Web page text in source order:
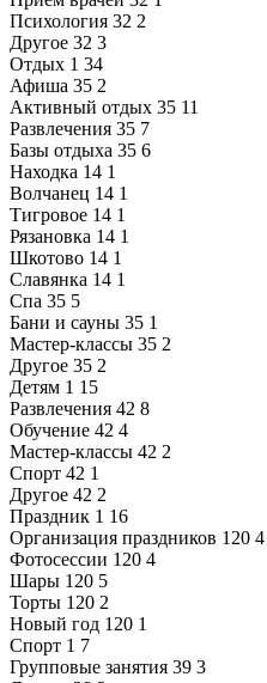
Психология 32 2
Другое 32 3
Отдых 1 34
Афиша 35 2
Активный отдых 35 11
Развлечения 35 7
Базы отдыха 35 6
Находка 14 1
Волчанец 14 1
Тигровое 14 1
Рязановка 14 1
Шкотово 14 1
Славянка 14 1
Спа 35 5
Бани и сауны 35 1
Мастер-классы 35 2
Другое 35 2
Детям 1 15
Развлечения 42 8
Обучение 42 4
Мастер-классы 42 2
Спорт 42 1
Другое 42 2
Праздник 1 16
Организация праздников 120 4
Фотосессии 120 4
Шары 120 5
Торты 120 2
Новый год 120 1
Спорт 1 7
Групповые занятия 39 3